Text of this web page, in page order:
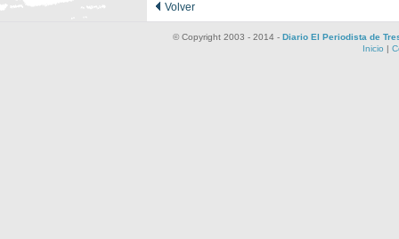
Volver
© Copyright 2003 - 2014 - Diario El Periodista de
Inicio |